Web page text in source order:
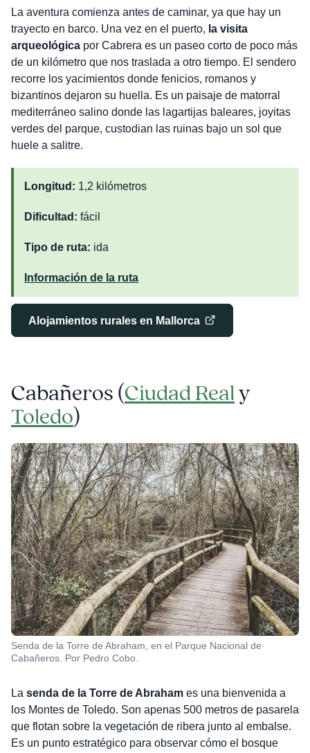
La aventura comienza antes de caminar, ya que hay un
trayecto en barco. Una vez en el puerto, la visita
arqueológicapor Cabrera es un paseo corto de poco más
de un kilómetro que nos traslada a otro tiempo. El sendero
recorre los yacimientos donde fenicios, romanos y
bizantinos dejaron su huella. Es un paisaje de matorral
mediterráneo salino donde las lagartijas baleares, joyitas
verdes del parque, custodian las ruinas bajo un sol que
huele a salitre.
Longitud: 1,2 kilómetros
Dificultad: fácil
Tipo de ruta: ida
Información de la ruta
Alojamientos rurales en Mallorca
Cabañeros (Ciudad Realy
Toledo)
Senda de la Torre de Abraham, en el Parque Nacional de
Cabañeros. Por Pedro Cobo.
La senda de la Torre de Abrahames una bienvenida a
los Montes de Toledo. Son apenas 500 metros de pasarela
que flotan sobre la vegetación de ribera junto al embalse.
Es un punto estratégico para observar cómo el bosque